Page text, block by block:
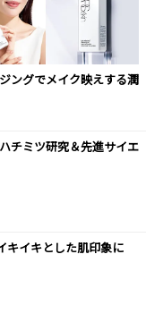
ングでメイク映えする潤
チミツ研究＆先進サイエ
キイキとした肌印象に